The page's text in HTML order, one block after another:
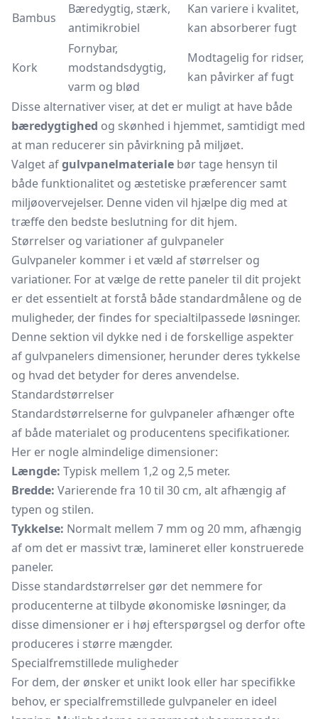
Bambus
Bæredygtig, stærk,
antimikrobiel
Kan variere i kvalitet,
kan absorberer fugt
Kork
Fornybar,
modstandsdygtig,
varm og blød
Modtagelig for ridser,
kan påvirker af fugt
Disse alternativer viser, at det er muligt at have både
bæredygtighed og skønhed i hjemmet, samtidigt med
at man reducerer sin påvirkning på miljøet.
Valget afgulvpanelmateriale bør tage hensyn til
både funktionalitet og æstetiske præferencer samt
miljøovervejelser. Denne viden vil hjælpe dig med at
træffe den bedste beslutning for dit hjem.
Størrelser og variationer af gulvpaneler
Gulvpaneler kommer i et væld af størrelser og
variationer. For at vælge de rette paneler til dit projekt
er det essentielt at forstå både standardmålene og de
muligheder, der findes for specialtilpassede løsninger.
Denne sektion vil dykke ned i de forskellige aspekter
af gulvpanelers dimensioner, herunder deres tykkelse
og hvad det betyder for deres anvendelse.
Standardstørrelser
Standardstørrelserne for gulvpaneler afhænger ofte
af både materialet og producentens specifikationer.
Her er nogle almindelige dimensioner:
Længde: Typisk mellem 1,2 og 2,5 meter.
Bredde: Varierende fra 10 til 30 cm, alt afhængig af
typen og stilen.
Tykkelse: Normalt mellem 7 mm og 20 mm, afhængig
af om det er massivt træ, lamineret eller konstruerede
paneler.
Disse standardstørrelser gør det nemmere for
producenterne at tilbyde økonomiske løsninger, da
disse dimensioner er i høj efterspørgsel og derfor ofte
produceres i større mængder.
Specialfremstillede muligheder
For dem, der ønsker et unikt look eller har specifikke
behov, er specialfremstillede gulvpaneler en ideel